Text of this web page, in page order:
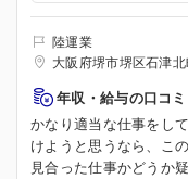
陸運業
大阪府堺市堺区石津
年収・給与の口コミ
かなり適当な仕事をし
けようと思うなら、こ
見合った仕事かどうか